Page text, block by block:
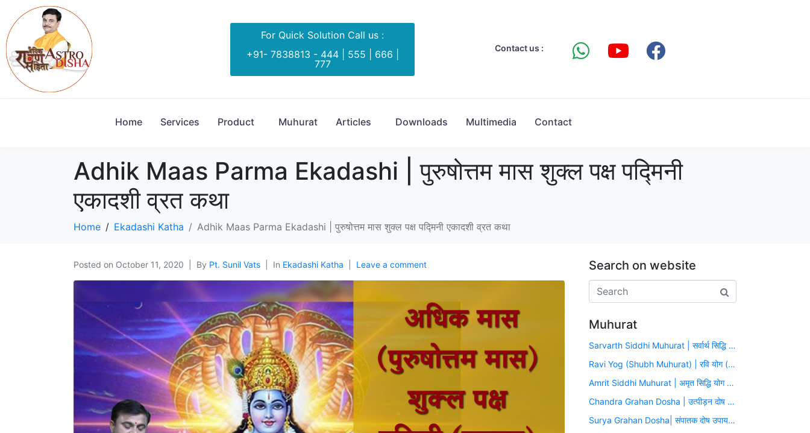
For Quick Solution Call us :
+91- 7838813 - 444 | 555 | 666 |
777
Contact us :
Home Services Product Muhurat Articles Downloads Multimedia Contact
Adhik Maas Parma Ekadashi | पुरुषोत्तम मास शुक्ल पक्ष पद्मिनी
एकादशी व्रत कथा
Home Ekadashi Katha Adhik Maas Parma Ekadashi | पुरुषोत्तम मास शुक्ल पक्ष पद्मिनी एकादशी व्रत कथा
Posted on October 11, 2020 By Pt. Sunil Vats In Ekadashi Katha Leave a comment Search on website
Muhurat
Sarvarth Siddhi Muhurat | सर्वार्थ सिद्धि योग (सन् 2026-2027)
Ravi Yog (Shubh Muhurat) | रवि योग (सन् 2026-2027)
Amrit Siddhi Muhurat | अमृत सिद्धि योग (सन् 2026-2027)
Chandra Grahan Dosha | उत्पीड़न दोष उपाय मुहूर्त (सन् 2026-2027)
Surya Grahan Dosha| संपातक दोष उपाय मुहूर्त (सन् 2026-2027)